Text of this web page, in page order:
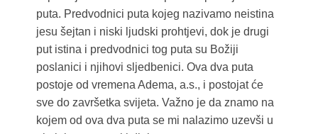
puta. Predvodnici puta kojeg nazivamo neistina
jesu šejtan i niski ljudski prohtjevi, dok je drugi
put istina i predvodnici tog puta su Božiji
poslanici i njihovi sljedbenici. Ova dva puta
postoje od vremena Adema, a.s., i postojat će
sve do završetka svijeta. Važno je da znamo na
kojem od ova dva puta se mi nalazimo uzevši u